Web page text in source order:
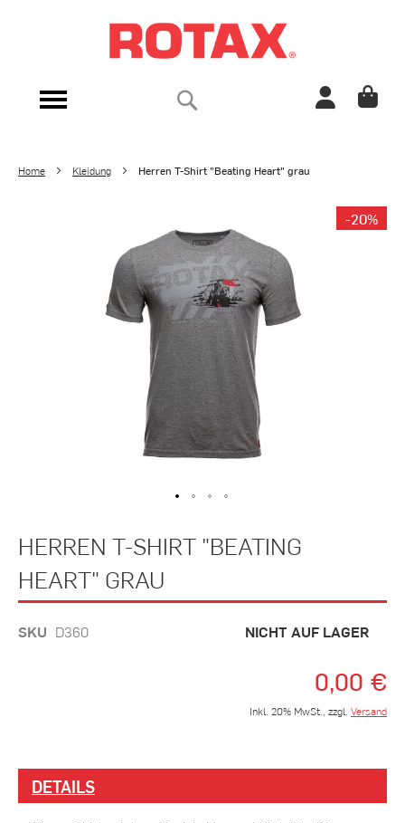
Navigation
Home Kleidung Herren T-Shirt "Beating Heart" grau
HERREN T-SHIRT "BEATING
HEART" GRAU
NICHT AUF LAGER
SKU D360
0,00 €
Inkl. 20% MwSt., zzgl. Versand
-20%
Anfang
der
Bildergalerie
springen
DETAILS